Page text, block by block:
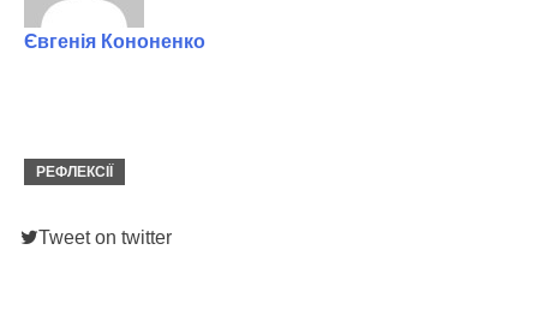
Євгенія Кононенко
РЕФЛЕКСІЇ
Tweet on twitter